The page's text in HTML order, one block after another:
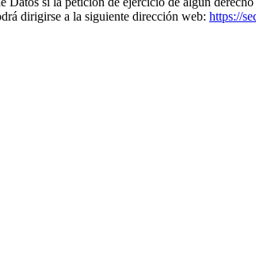
dirigirse a la siguiente dirección web: https://